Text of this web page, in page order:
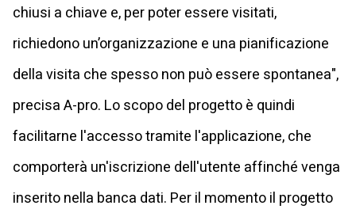
chiusi a chiave e, per poter essere visitati,
richiedono un’organizzazione e una pianificazione
della visita che spesso non può essere spontanea",
precisa A-pro. Lo scopo del progetto è quindi
facilitarne l'accesso tramite l'applicazione, che
comporterà un'iscrizione dell'utente affinché venga
inserito nella banca dati. Per il momento il progetto